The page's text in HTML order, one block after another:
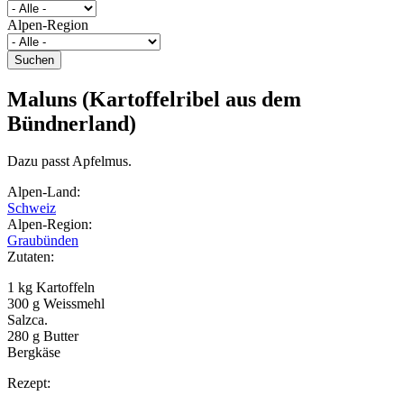
Alpen-Region
Maluns (Kartoffelribel aus dem
Bündnerland)
Dazu passt Apfelmus.
Alpen-Land:
Schweiz
Alpen-Region:
Graubünden
Zutaten:
1 kg Kartoffeln
300 g Weissmehl
Salzca.
280 g Butter
Bergkäse
Rezept: